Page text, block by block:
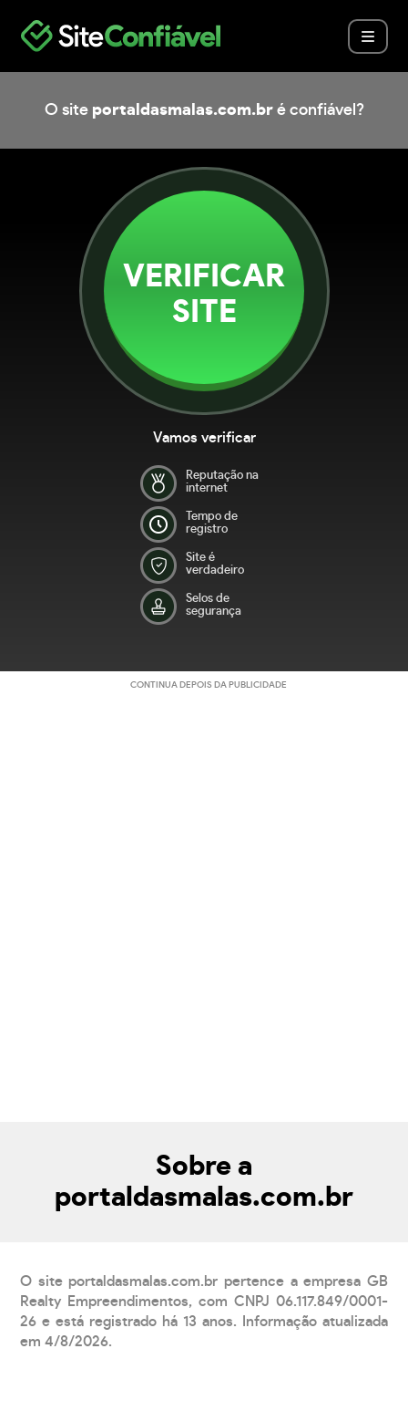
O site portaldasmalas.com.bré confiável?
VERIFICAR
SITE
Vamos verificar
Reputação na
internet
Tempo de
registro
Site é
verdadeiro
Selos de
segurança
CONTINUA DEPOIS DA PUBLICIDADE
Sobre a
portaldasmalas.com.br
O site portaldasmalas.com.br pertence a empresa GB
Realty Empreendimentos, com CNPJ 06.117.849/0001-
26 e está registrado há 13 anos. Informação atualizada
em 4/8/2026.